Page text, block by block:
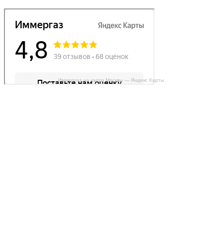
Иммергаз на карте Москвы — Яндекс Карты